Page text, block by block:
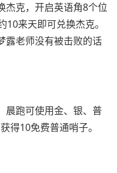
杰克，开启英语角8个位
来天即可兑换杰克。
露老师没有被击败的话
晨跑可使用金、银、普
得10免费普通哨子。